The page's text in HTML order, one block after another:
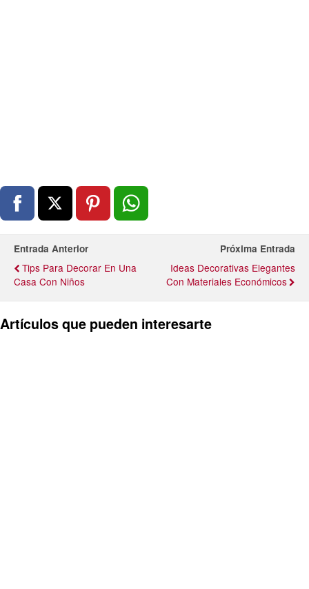
Entrada Anterior
Tips Para Decorar En Una
Casa Con Niños
Próxima Entrada
Ideas Decorativas Elegantes
Con Materiales Económicos
Artículos que pueden interesarte